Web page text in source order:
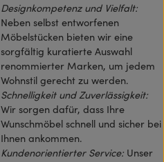
Designkompetenz und Vielfalt:
Neben selbst entworfenen
Möbelstücken bieten wir eine
sorgfältig kuratierte Auswahl
renommierter Marken, um jedem
Wohnstil gerecht zu werden.
Schnelligkeit und Zuverlässigkeit:
Wir sorgen dafür, dass Ihre
Wunschmöbel schnell und sicher bei
Ihnen ankommen.
Kundenorientierter Service: Unser